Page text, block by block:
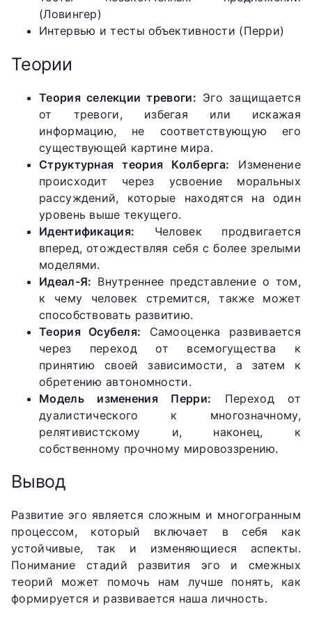
(Ловингер)
Интервью и тесты объективности (Перри)
Теории
Теория селекции тревоги: Эго защищается
от тревоги, избегая или искажая
информацию, не соответствующую его
существующей картине мира.
Структурная теория Колберга: Изменение
происходит через усвоение моральных
рассуждений, которые находятся на один
уровень выше текущего.
Идентификация: Человек продвигается
вперед, отождествляя себя с более зрелыми
моделями.
Идеал-Я: Внутреннее представление о том,
к чему человек стремится, также может
способствовать развитию.
Теория Осубеля: Самооценка развивается
через переход от всемогущества к
принятию своей зависимости, а затем к
обретению автономности.
Модель изменения Перри: Переход от
дуалистического к многозначному,
релятивистскому и, наконец, к
собственному прочному мировоззрению.
Вывод
Развитие эго является сложным и многогранным
процессом, который включает в себя как
устойчивые, так и изменяющиеся аспекты.
Понимание стадий развития эго и смежных
теорий может помочь нам лучше понять, как
формируется и развивается наша личность.